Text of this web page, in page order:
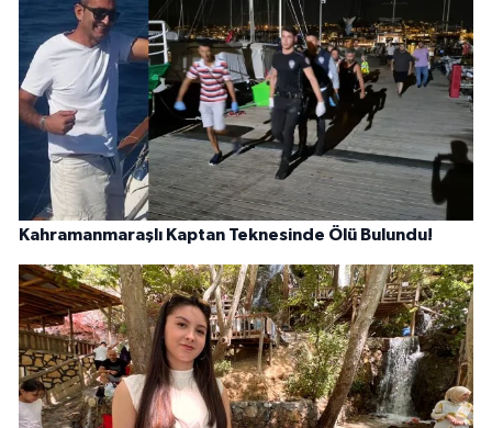
Kahramanmaraşlı Kaptan Teknesinde Ölü Bulundu!